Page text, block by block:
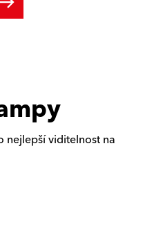
nejlepší viditelnost na